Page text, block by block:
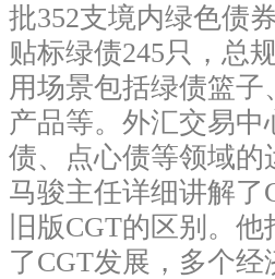
批352支境内绿色债
贴标绿债245只，总
用场景包括绿债篮
产品等。外汇交易
债、点心债等领域的
马骏主任详细讲解了
旧版CGT的区别。
了CGT发展，多个